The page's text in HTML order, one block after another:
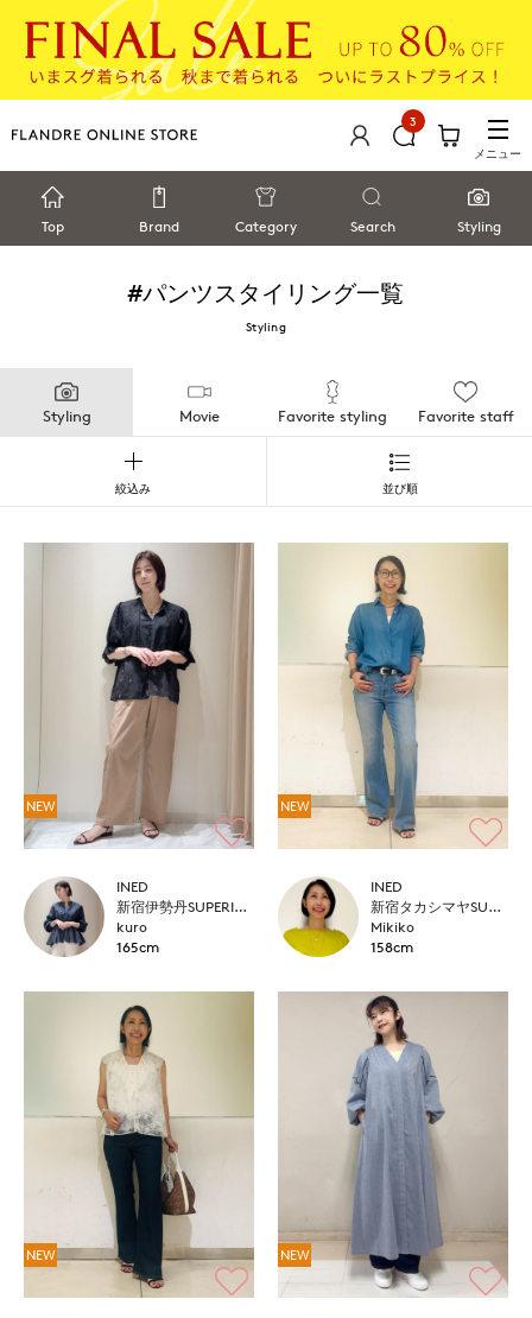
3
メニュー
Top Brand Category Search Styling
#パンツ スタイリング一覧
Styling
Styling Movie Favorite styling Favorite staff
絞込み 並び順
NEW
INED
新宿伊勢丹SUPERIOR CLOSET
kuro
165cm
NEW
INED
新宿タカシマヤSUPERIOR CLOSET
Mikiko
158cm
NEW NEW